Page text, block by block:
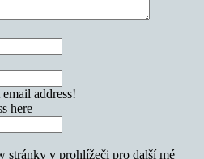
address!
here
stránky v prohlížeči pro další mé